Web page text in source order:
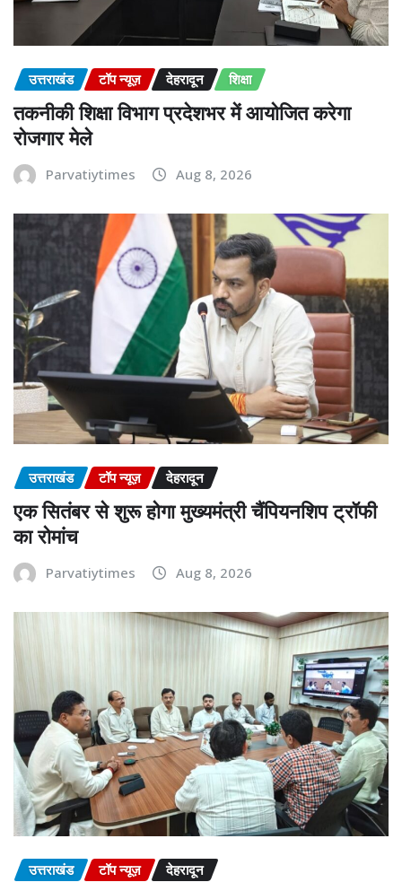
उत्तराखंड टॉप न्यूज़ देहरादून शिक्षा
तकनीकी शिक्षा विभाग प्रदेशभर में आयोजित करेगा
रोजगार मेले
Parvatiytimes Aug 8, 2026
उत्तराखंड टॉप न्यूज़ देहरादून
एक सितंबर से शुरू होगा मुख्यमंत्री चैंपियनशिप ट्रॉफी
का रोमांच
Parvatiytimes Aug 8, 2026
उत्तराखंड टॉप न्यूज़ देहरादून